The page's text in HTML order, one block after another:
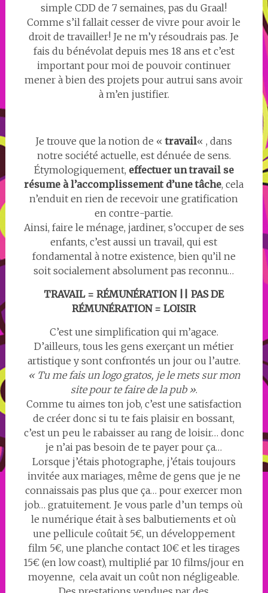
simple CDD de 7 semaines, pas du Graal!
Comme s’il fallait cesser de vivre pour avoir le
droit de travailler! Je ne m’y résoudrais pas. Je
fais du bénévolat depuis mes 18 ans et c’est
important pour moi de pouvoir continuer
mener à bien des projets pour autrui sans avoir
à m’en justifier.
Je trouve que la notion de «travail« , dans
notre société actuelle, est dénuée de sens.
Étymologiquement, effectuer un travail se
résume à l’accomplissement d’une tâche, cela
n’enduit en rien de recevoir une gratification
en contre-partie.
Ainsi, faire le ménage, jardiner, s’occuper de ses
enfants, c’est aussi un travail, qui est
fondamental à notre existence, bien qu’il ne
soit socialement absolument pas reconnu…
TRAVAIL = RÉMUNÉRATION || PAS DE
RÉMUNÉRATION = LOISIR
C’est une simplification qui m’agace.
D’ailleurs, tous les gens exerçant un métier
artistique y sont confrontés un jour ou l’autre.
« Tu me fais un logo gratos, je le mets sur mon
site pour te faire de la pub ».
Comme tu aimes ton job, c’est une satisfaction
de créer donc si tu te fais plaisir en bossant,
c’est un peu le rabaisser au rang de loisir… donc
je n’ai pas besoin de te payer pour ça…
Lorsque j’étais photographe, j’étais toujours
invitée aux mariages, même de gens que je ne
connaissais pas plus que ça… pour exercer mon
job… gratuitement. Je vous parle d’un temps où
le numérique était à ses balbutiements et où
une pellicule coûtait 5€, un développement
film 5€, une planche contact 10€ et les tirages
15€ (en low coast), multiplié par 10 films/jour en
moyenne, cela avait un coût non négligeable.